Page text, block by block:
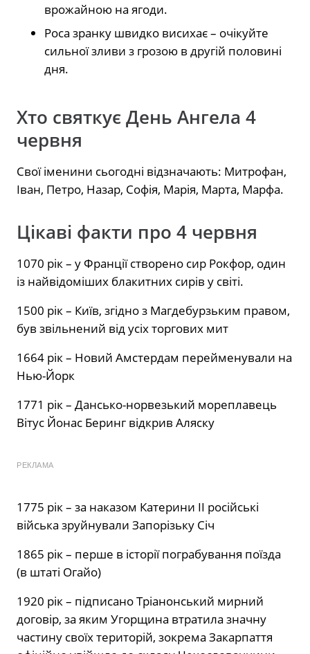
врожайною на ягоди.
Роса зранку швидко висихає – очікуйте
сильної зливи з грозою в другій половині
дня.
Хто святкує День Ангела 4
червня
Свої іменини сьогодні відзначають: Митрофан,
Іван, Петро, Назар, Софія, Марія, Марта, Марфа.
Цікаві факти про 4 червня
1070 рік – у Франції створено сир Рокфор, один
із найвідоміших блакитних сирів у світі.
1500 рік – Київ, згідно з Магдебурзьким правом,
був звільнений від усіх торгових мит
1664 рік – Новий Амстердам перейменували на
Нью-Йорк
1771 рік – Дансько-норвезький мореплавець
Вітус Йонас Беринг відкрив Аляску
РЕКЛАМА
1775 рік – за наказом Катерини II російські
війська зруйнували Запорізьку Січ
1865 рік – перше в історії пограбування поїзда
(в штаті Огайо)
1920 рік – підписано Тріанонський мирний
договір, за яким Угорщина втратила значну
частину своїх територій, зокрема Закарпаття